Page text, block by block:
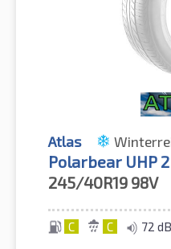
Atlas
Polarbear UHP
245/40R19 98V
C C 72 dB